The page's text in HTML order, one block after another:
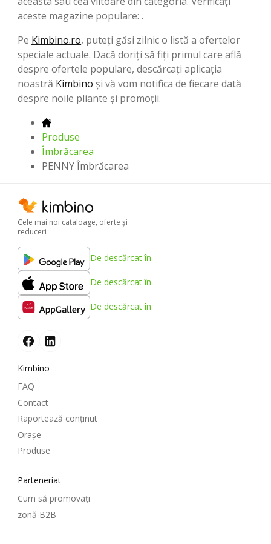
aceste magazine populare: .
Pe Kimbino.ro, puteți găsi zilnic o listă a ofertelor
speciale actuale. Dacă doriți să fiți primul care află
despre ofertele populare, descărcați aplicația
noastră Kimbino și vă vom notifica de fiecare dată
despre noile pliante și promoții.
Produse
Îmbrăcarea
PENNY Îmbrăcarea
Cele mai noi cataloage, oferte şi
reduceri
De descărcat în
De descărcat în
De descărcat în
Kimbino
FAQ
Contact
Raportează conținut
Oraşe
Produse
Parteneriat
Cum să promovați
zonă B2B